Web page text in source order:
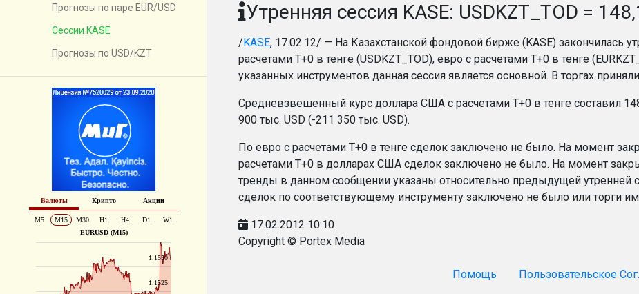
Прогнозы по паре EUR/USD
Сессии KASE
Прогнозы по USD/KZT
Утренняя сессия KASE: USDKZT_TOD =
/KASE, 17.02.12/ — На Казахстанской фондовой бирже (KASE) закончилась
расчетами Т+0 в тенге (USDKZT_TOD), евро с расчетами T+0 в тенге
указанных инструментов данная сессия является основной. В торгах
Средневзвешенный курс доллара США с расчетами T+0 в тенге составил
900 тыс. USD (-211 350 тыс. USD).
По евро с расчетами T+0 в тенге сделок заключено не было. На момент
расчетами T+0 в долларах США сделок заключено не было. На момент
тренды в данном сообщении указаны относительно предыдущей утренней
сделок по соответствующему инструменту заключено не было или торги
17.02.2012 10:10
Copyright © Portex Media
Помощь Пользовательское